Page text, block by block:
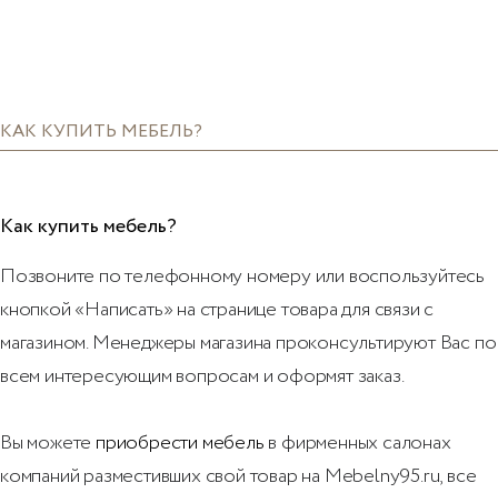
КАК КУПИТЬ МЕБЕЛЬ?
Как купить мебель?
Позвоните по телефонному номеру или воспользуйтесь
кнопкой «Написать» на странице товара для связи с
магазином. Менеджеры магазина проконсультируют Вас по
всем интересующим вопросам и оформят заказ.
Вы можете приобрести мебельв фирменных cалонах
компаний разместивших свой товар на Mebelny95.ru, все